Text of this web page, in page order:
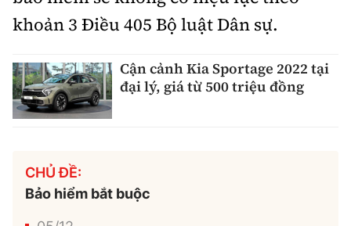
khoản 3 Điều 405 Bộ luật Dân sự.
Cận cảnh Kia Sportage 2022 tại
đại lý, giá từ 500 triệu đồng
CHỦ ĐỀ:
Bảo hiểm bắt buộc